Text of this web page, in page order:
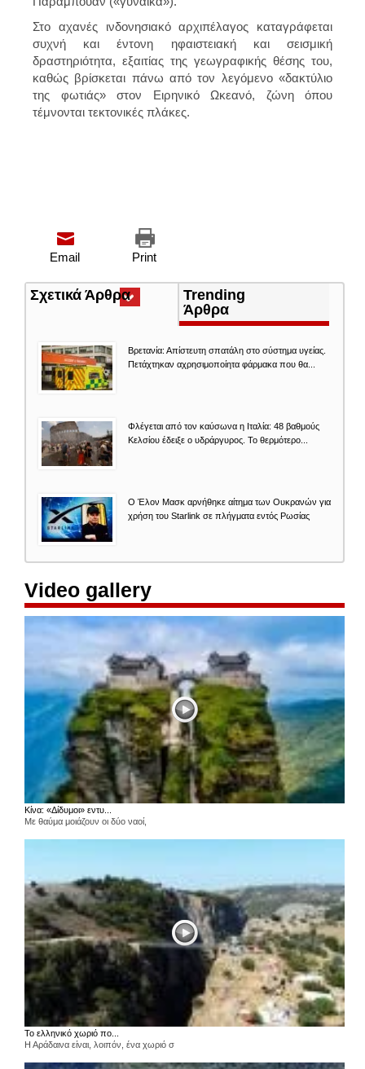
Στο αχανές ινδονησιακό αρχιπέλαγος καταγράφεται
συχνή και έντονη ηφαιστειακή και σεισμική
δραστηριότητα, εξαιτίας της γεωγραφικής θέσης του,
καθώς βρίσκεται πάνω από τον λεγόμενο «δακτύλιο
της φωτιάς» στον Ειρηνικό Ωκεανό, ζώνη όπου
τέμνονται τεκτονικές πλάκες.
Print
Email
Σχετικά Άρθρα(ενεργή
καρτέλα)
Trending
Άρθρα
Βρετανία: Απίστευτη σπατάλη στο σύστημα υγείας.
Πετάχτηκαν αχρησιμοποίητα φάρμακα που θα...
Φλέγεται από τον καύσωνα η Ιταλία: 48 βαθμούς
Κελσίου έδειξε ο υδράργυρος. Το θερμότερο...
O Έλον Mασκ αρνήθηκε αίτημα των Ουκρανών για
χρήση του Starlink σε πλήγματα εντός Ρωσίας
Video gallery
Κίνα: «Δίδυμοι» εντυ...
Με θαύμα μοιάζουν οι δύο ναοί,
Το ελληνικό χωριό πο...
Η Αράδαινα είναι, λοιπόν, ένα χωριό σ